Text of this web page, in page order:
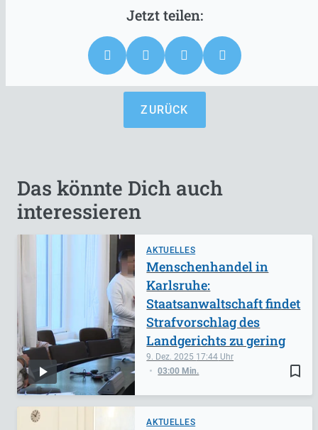
ZURÜCK
Das könnte Dich auch
interessieren
AKTUELLES
bookmark_border
9. Dez. 2025 17:44
03:00 Min.
Menschenhandel in
Karlsruhe:
Staatsanwaltschaft findet
Strafvorschlag des
Landgerichts zu gering
AKTUELLES